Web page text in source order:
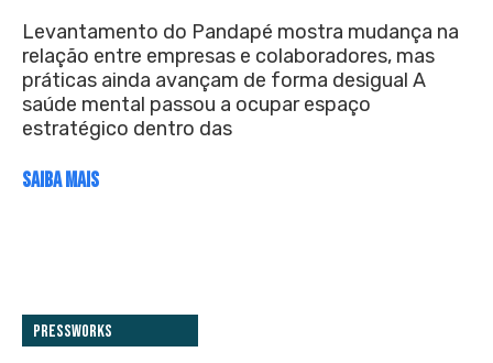
Levantamento do Pandapé mostra mudança na
relação entre empresas e colaboradores, mas
práticas ainda avançam de forma desigual A
saúde mental passou a ocupar espaço
estratégico dentro das
SAIBA MAIS
PressWorks